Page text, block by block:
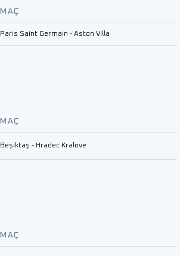
MAÇ
Paris Saint Germain - Aston Villa
MAÇ
Beşiktaş - Hradec Kralove
MAÇ